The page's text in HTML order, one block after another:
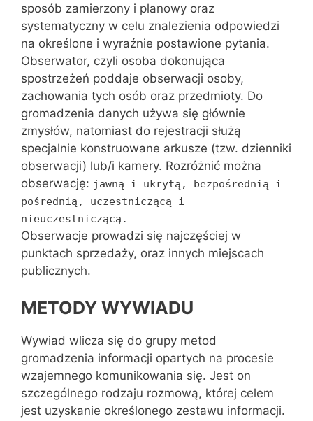
sposób zamierzony i planowy oraz
systematyczny w celu znalezienia odpowiedzi
na określone i wyraźnie postawione pytania.
Obserwator, czyli osoba dokonująca
spostrzeżeń poddaje obserwacji osoby,
zachowania tych osób oraz przedmioty. Do
gromadzenia danych używa się głównie
zmysłów, natomiast do rejestracji służą
specjalnie konstruowane arkusze (tzw. dzienniki
obserwacji) lub/i kamery. Rozróżnić można
obserwację: jawną i ukrytą, bezpośrednią i
pośrednią, uczestniczącą i
nieuczestniczącą.
Obserwacje prowadzi się najczęściej w
punktach sprzedaży, oraz innych miejscach
publicznych.
METODY WYWIADU
Wywiad wlicza się do grupy metod
gromadzenia informacji opartych na procesie
wzajemnego komunikowania się. Jest on
szczególnego rodzaju rozmową, której celem
jest uzyskanie określonego zestawu informacji.